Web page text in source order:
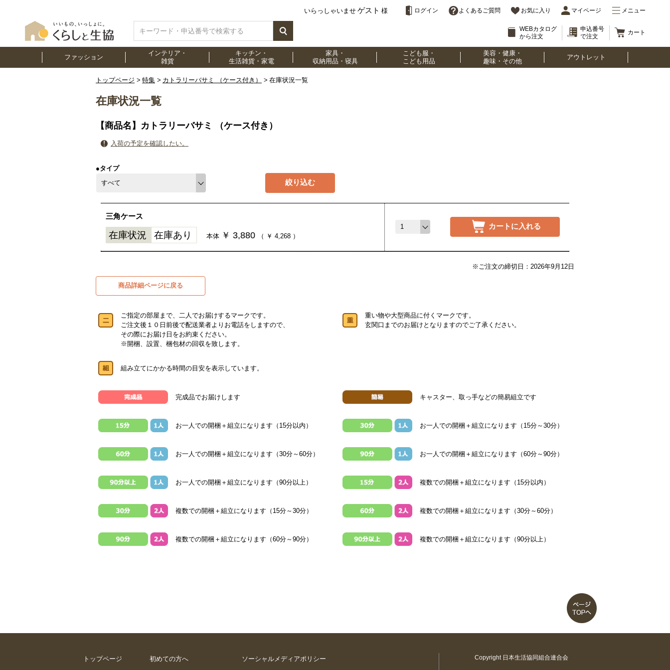
いらっしゃいませ ゲスト 様 ログイン よくあるご質問 お気に入り マイページ メニュー
WEBカタログ
から注文
申込番号
で注文
カート
ファッション
インテリア・
雑貨
キッチン・
生活雑貨・家電
家具・
収納用品・寝具
こども服・
こども用品
美容・健康・
趣味・その他
アウトレット
トップページ 特集 カトラリーバサミ （ケース付き） 在庫状況一覧
在庫状況一覧
【商品名】カトラリーバサミ （ケース付き）
入荷の予定を確認したい。
●タイプ
絞り込む
三角ケース
在庫状況 在庫あり 本体 ￥ 3,880 （ ￥ 4,268 ）
カートに入れる
※ご注文の締切日：2026年9月12日
商品詳細ページに戻る
ご指定の部屋まで、二人でお届けするマークです。
ご注文後１０日前後で配送業者よりお電話をしますので、
その際にお届け日をお約束ください。
※開梱、設置、梱包材の回収を致します。
重い物や大型商品に付くマークです。
玄関口までのお届けとなりますのでご了承ください。
組み立てにかかる時間の目安を表示しています。
完成品でお届けします キャスター、取っ手などの簡易組立です
お一人での開梱＋組立になります（15分以内） お一人での開梱＋組立になります（15分～30分）
お一人での開梱＋組立になります（30分～60分） お一人での開梱＋組立になります（60分～90分）
お一人での開梱＋組立になります（90分以上） 複数での開梱＋組立になります（15分以内）
複数での開梱＋組立になります（15分～30分） 複数での開梱＋組立になります（30分～60分）
複数での開梱＋組立になります（60分～90分） 複数での開梱＋組立になります（90分以上）
トップページ 初めての方へ ソーシャルメディアポリシー Copyright 日本生活協同組合連合会